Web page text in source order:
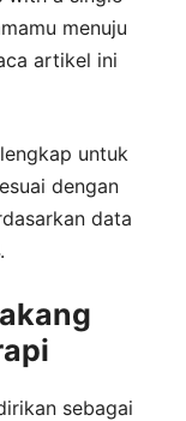
menuju
artikel ini
untuk
dengan
data
sebagai